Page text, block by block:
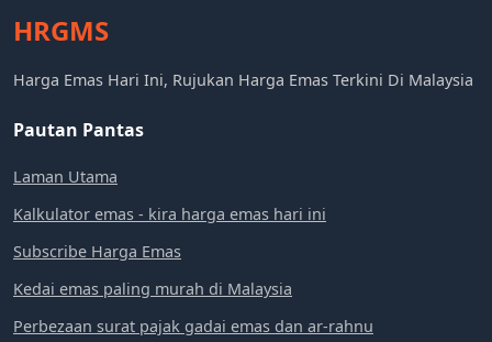
HRGMS
Harga Emas Hari Ini, Rujukan Harga Emas Terkini Di Malaysia
Pautan Pantas
Laman Utama
Kalkulator emas - kira harga emas hari ini
Subscribe Harga Emas
Kedai emas paling murah di Malaysia
Perbezaan surat pajak gadai emas dan ar-rahnu